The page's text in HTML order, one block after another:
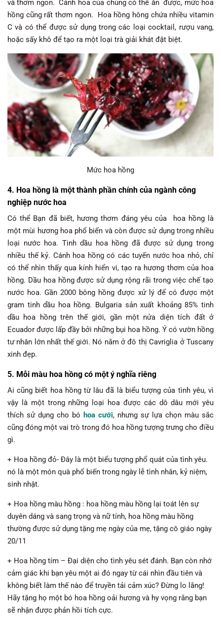
và thơm ngon. Cánh hoa của chúng có thể ăn được, mức hoa
hồng cũng rất thơm ngon. Hoa hồng hông chứa nhiều vitamin
C và có thể được sử dụng trong các loại cocktail, rượu vang,
hoặc sấy khô để tạo ra một loại trà giải khát đặt biệt.
Mức hoa hồng
4. Hoa hồng là một thành phần chính của ngành công
nghiệp nước hoa
Có thể Bạn đã biết, hương thơm đáng yêu của hoa hồng là
một mùi hương hoa phổ biến và còn được sử dụng trong nhiều
loại nước hoa. Tinh dầu hoa hồng đã được sử dụng trong
nhiều thế kỷ. Cánh hoa hồng có các tuyến nước hoa nhỏ, chỉ
có thể nhìn thấy qua kính hiển vi, tạo ra hương thơm của hoa
hồng. Dầu hoa hồng được sử dụng rộng rãi trong việc chế tạo
nước hoa. Gần 2000 bông hồng được xử lý để có được một
gram tinh dầu hoa hồng. Bulgaria sản xuất khoảng 85% tinh
dầu hoa hồng trên thế giới, gần một nửa diện tích đất ở
Ecuador được lấp đầy bởi những bụi hoa hồng. Ý có vườn hồng
tư nhân lớn nhất thế giới. Nó nằm ở đô thị Cavriglia ở Tuscany
xinh đẹp.
5. Mỗi màu hoa hồng có một ý nghĩa riêng
Ai cũng biết hoa hồng từ lâu đã là biểu tượng của tình yêu, vì
vậy là một trong những loại hoa được các dô dâu mới yêu
thích sử dụng cho bó hoa cưới, nhưng sự lựa chọn màu sắc
cũng đóng một vai trò trong đó hoa hồng tượng trưng cho điều
gì.
+ Hoa hồng đỏ- Đây là một biểu tượng phổ quát của tình yêu.
nó là một món quà phổ biến trong ngày lễ tình nhân, kỷ niệm,
sinh nhật.
+ Hoa hồng màu hồng : hoa hồng màu hồng lại toát lên sự
duyên dáng và sang trọng và nữ tính, hoa hồng màu hồng
thường được sử dụng tặng mẹ ngày của mẹ, tặng cô giáo ngày
20/11
+ Hoa hồng tím – Đại diện cho tình yêu sét đánh. Bạn còn nhớ
cảm giác khi bạn yêu một ai đó ngay từ cái nhìn đầu tiên và
không biết làm thế nào để truyền tải cảm xúc? Đừng lo lắng!
Hãy tặng họ một bó hoa hồng oải hương và hy vọng rằng bạn
sẽ nhận được phản hồi tích cực.